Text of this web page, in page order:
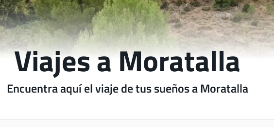
Viajes a Moratalla
Encuentra aquí el viaje de tus sueños a Moratalla